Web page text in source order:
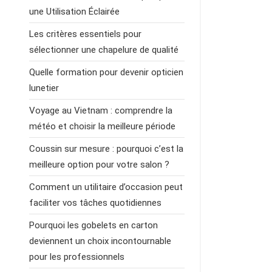
une Utilisation Éclairée
Les critères essentiels pour
sélectionner une chapelure de qualité
Quelle formation pour devenir opticien
lunetier
Voyage au Vietnam : comprendre la
météo et choisir la meilleure période
Coussin sur mesure : pourquoi c’est la
meilleure option pour votre salon ?
Comment un utilitaire d’occasion peut
faciliter vos tâches quotidiennes
Pourquoi les gobelets en carton
deviennent un choix incontournable
pour les professionnels